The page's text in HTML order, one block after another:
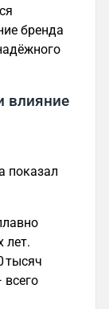
бренда
влияние
показал
лет.
тысяч
всего